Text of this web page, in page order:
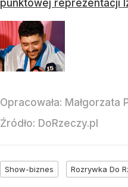
stwierdził krótko.
"Duma i wstyd". Córka
nie wytrzymała
Werdykt polskiego jury
dla Izraela.